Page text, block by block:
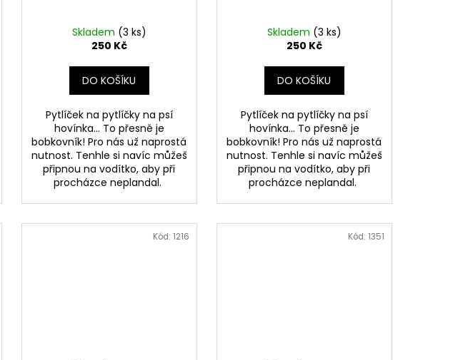
Skladem (3 ks)
250 Kč
DO KOŠÍKU
Pytlíček na pytlíčky na psí
hovínka... To přesně je
bobkovník! Pro nás už naprostá
nutnost. Tenhle si navíc můžeš
připnou na vodítko, aby při
procházce neplandal.
Skladem (3 ks)
250 Kč
DO KOŠÍKU
Pytlíček na pytlíčky na psí
hovínka... To přesně je
bobkovník! Pro nás už naprostá
nutnost. Tenhle si navíc můžeš
připnou na vodítko, aby při
procházce neplandal.
Kód: 1216 Kód: 1351